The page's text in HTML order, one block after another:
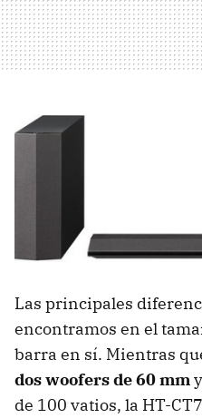
Las principales
encontramos en el
barra en sí. Mientras
dos woofers de 60 mm
de 100 vatios, la HT-